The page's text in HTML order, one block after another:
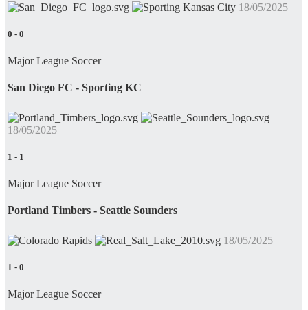
18/05/2025
0 - 0
Major League Soccer
San Diego FC - Sporting KC
18/05/2025
1 - 1
Major League Soccer
Portland Timbers - Seattle Sounders
18/05/2025
1 - 0
Major League Soccer